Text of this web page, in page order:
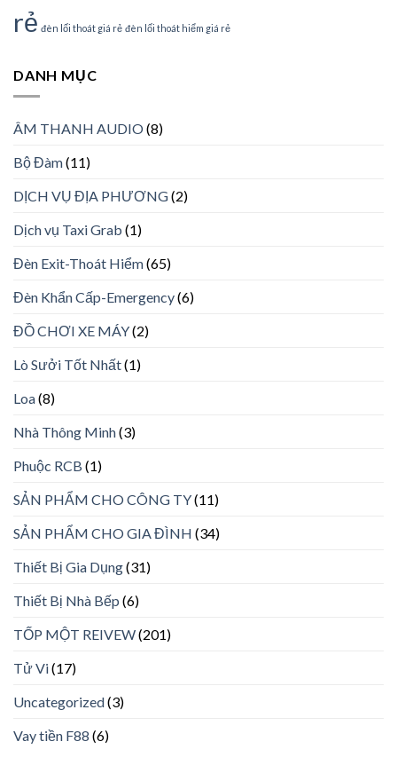
rẻ đèn lối thoát giá rẻ đèn lối thoát hiểm giá rẻ
DANH MỤC
ÂM THANH AUDIO(8)
Bộ Đàm(11)
DỊCH VỤ ĐỊA PHƯƠNG(2)
Dịch vụ Taxi Grab (1)
Đèn Exit-Thoát Hiểm(65)
Đèn Khẩn Cấp-Emergency(6)
ĐỒ CHƠI XE MÁY(2)
Lò Sưởi Tốt Nhất(1)
Loa(8)
Nhà Thông Minh(3)
Phuộc RCB (1)
SẢN PHẨM CHO CÔNG TY(11)
SẢN PHẨM CHO GIA ĐÌNH (34)
Thiết Bị Gia Dụng(31)
Thiết Bị Nhà Bếp (6)
TỐP MỘT REIVEW(201)
Tử Vi(17)
Uncategorized(3)
Vay tiền F88 (6)